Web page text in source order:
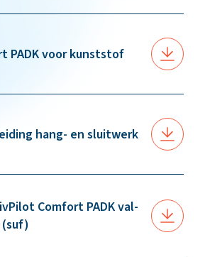
PADK voor kunststof
hang- en sluitwerk
Comfort PADK val-